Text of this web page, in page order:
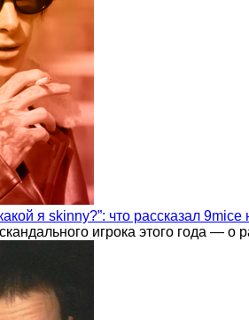
я skinny?”: что рассказал 9mice
игрока этого года —